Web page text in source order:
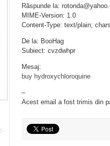
Răspunde la:
MIME-Version: 1.0
Content-Type: text/plain;
De la: BooHag
Subiect: cvzdwhpr
Mesaj:
buy hydroxychloroquine
–
Acest email a fost trimis din